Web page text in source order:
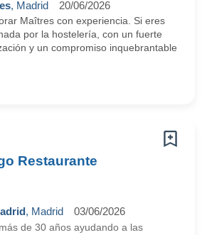
, Madrid 20/06/2026
Maîtres con experiencia. Si eres
por la hostelería, con un fuerte
y un compromiso inquebrantable
Restaurante
, Madrid 03/06/2026
de 30 años ayudando a las